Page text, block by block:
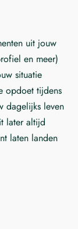
uit jouw
en meer)
situatie
opdoet tijdens
dagelijks leven
later altijd
laten landen